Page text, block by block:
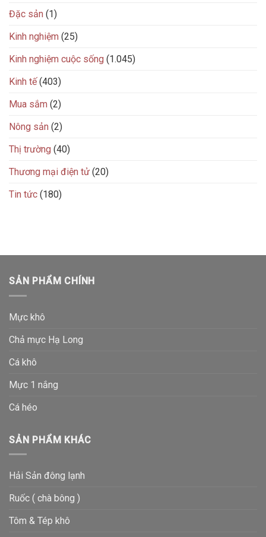
Đặc sản (1)
Kinh nghiệm (25)
Kinh nghiệm cuộc sống (1.045)
Kinh tế(403)
Mua sắm (2)
Nông sản (2)
Thị trường (40)
Thương mại điện tử (20)
Tin tức (180)
SẢN PHẨM CHÍNH
Mực khô
Chả mực Hạ Long
Cá khô
Mực 1 nắng
Cá héo
SẢN PHẨM KHÁC
Hải Sản đông lạnh
Ruốc ( chà bông )
Tôm & Tép khô